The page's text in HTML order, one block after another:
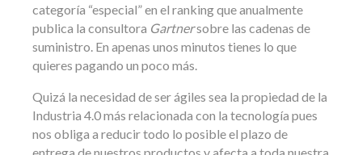
categoría “especial” en el ranking que anualmente
publica la consultora Gartnersobre las cadenas de
suministro. En apenas unos minutos tienes lo que
quieres pagando un poco más.
Quizá la necesidad de ser ágiles sea la propiedad de la
Industria 4.0 más relacionada con la tecnología pues
nos obliga a reducir todo lo posible el plazo de